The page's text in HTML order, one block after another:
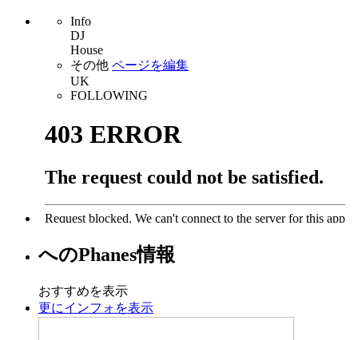
Info
DJ
House
その他 ページを編集
UK
FOLLOWING
へのPhanes情報
おすすめを表示
更にインフォを表示